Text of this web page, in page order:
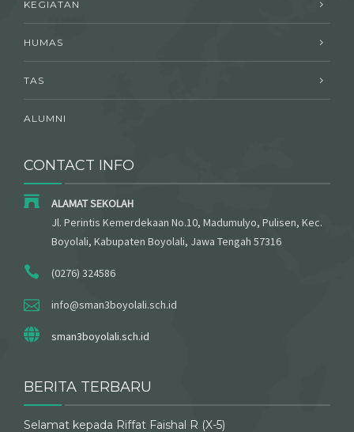
KEGIATAN
HUMAS
TAS
ALUMNI
CONTACT INFO
ALAMAT SEKOLAH
Jl. Perintis Kemerdekaan No.10, Madumulyo, Pulisen, Kec.
Boyolali, Kabupaten Boyolali, Jawa Tengah 57316
(0276) 324586
info@sman3boyolali.sch.id
sman3boyolali.sch.id
BERITA TERBARU
Selamat kepada Riffat Faishal R (X-5)